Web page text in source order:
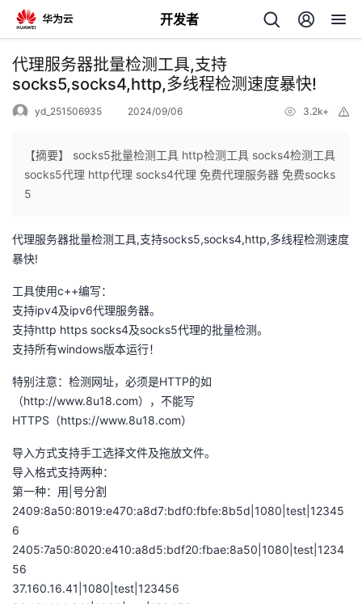
开发者
返
回
个
人
页
我
开
发
者
的
博
客
我
的
论
坛
我
的
圈
我
的
我
代理服务器批量检测工具,支持
socks5,socks4,http,多线程检测速度暴快!
yd_251506935 2024/09/06 3.2k+
【摘要】 socks5批量检测工具 http检测工具 socks4检测工具
socks5代理 http代理 socks4代理 免费代理服务器 免费socks
5
代理服务器批量检测工具,支持socks5,socks4,http,多线程检测速度
暴快!
工具使用c++编写：
支持ipv4及ipv6代理服务器。
支持http https socks4及socks5代理的批量检测。
支持所有windows版本运行！
特别注意：检测网址，必须是HTTP的如
（http://www.8u18.com），不能写
HTTPS（https://www.8u18.com）
导入方式支持手工选择文件及拖放文件。
导入格式支持两种：
第一种：用|号分割
2409:8a50:8019:e470:a8d7:bdf0:fbfe:8b5d|1080|test|12345
6
2405:7a50:8020:e410:a8d5:bdf20:fbae:8a50|1080|test|1234
56
37.160.16.41|1080|test|123456